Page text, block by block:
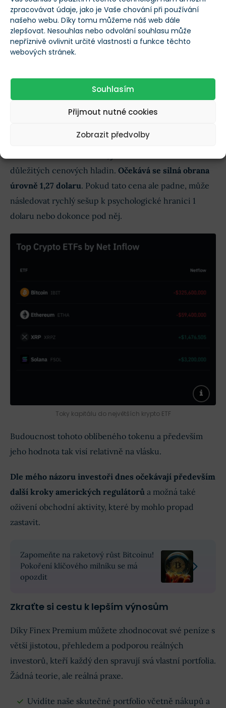
zpracovávat údaje, jako je Vaše chování při používání
našeho webu. Díky tomu můžeme náš web dále
zlepšovat. Nesouhlas nebo odvolání souhlasu může
nepříznivě ovlivnit určité vlastnosti a funkce těchto
webových stránek.
Souhlasím
Přijmout nutné cookies
Zobrazit předvolby
Kdy dojde k definitivnímu zlomu na
trhu?
příliv institucionálních peněz ho částečně pohlcuje
Odborníci věří, že tento zvýšený apetit může v
dlouhodobém horizontu pomoci cenu stabilizovat a
podpořit případné zotavení.
důležitých cenových hladin. Očekává se silná obrana
úrovně 1,27 dolaru. Pokud tato cena ale padne, může
následovat rychlý sešup k psychologické hranici 1
dolaru nebo dokonce pod něj.
Toky kapitálu do největších krypto ETF
Budoucnost tohoto oblíbeného tokenu a především
jeho hodnota tak visí relativně na vlásku.
Dle mého názoru investoři dnes očekávají především
další kroky amerických regulátorů a možná také
oživení obchodní aktivity, které by mohlo propad
zastavit.
Zapomeňte na raketový růst Bitcoinu!
Pokoření klíčového milníku se má
opozdit
Zkraťte si cestu k lepším výnosům
Díky Finex Premium můžete zhodnocovat své peníze s
větší jistotou, přehledem a podporou reálných
investorů, kteří každý den spravují svá vlastní portfolia.
Žádná teorie, ale reálná praxe.
Uvidíte naše skutečné portfolio včetně nákupů a